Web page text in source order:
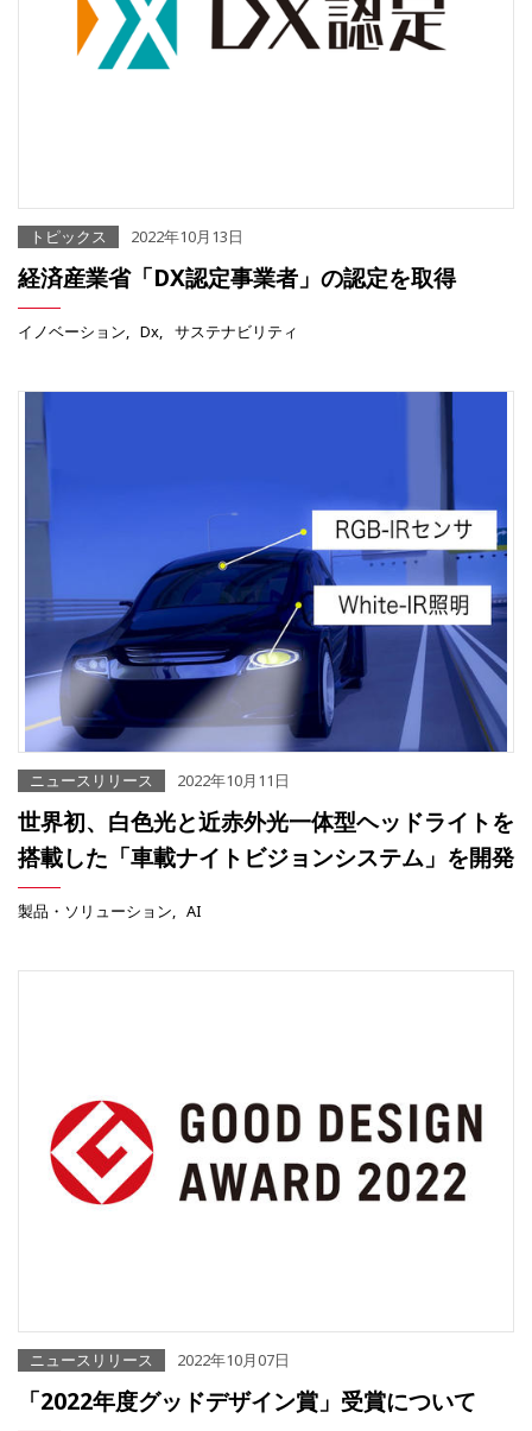
トピックス 2022年10月13日
経済産業省「DX認定事業者」の認定を取得
イノベーション Dx サステナビリティ
ニュースリリース 2022年10月11日
世界初、白色光と近赤外光一体型ヘッドライトを
搭載した「車載ナイトビジョンシステム」を開発
製品・ソリューション AI
ニュースリリース 2022年10月07日
「2022年度グッドデザイン賞」受賞について